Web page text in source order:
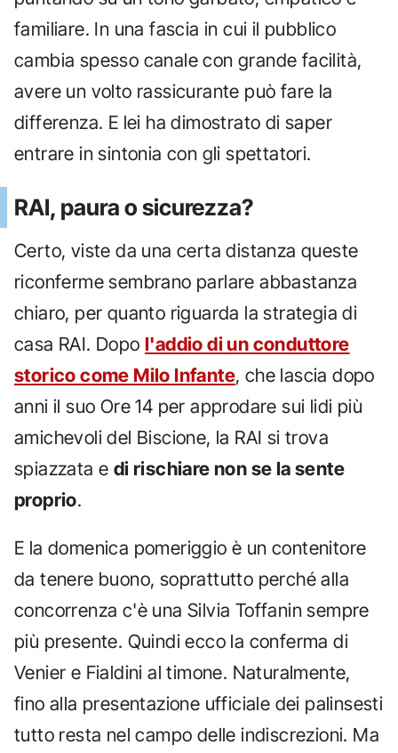
familiare. In una fascia in cui il pubblico
cambia spesso canale con grande facilità,
avere un volto rassicurante può fare la
differenza. E lei ha dimostrato di saper
entrare in sintonia con gli spettatori.
RAI, paura o sicurezza?
Certo, viste da una certa distanza queste
riconferme sembrano parlare abbastanza
chiaro, per quanto riguarda la strategia di
casa RAI. Dopo l'addio di un conduttore
storico come Milo Infante, che lascia dopo
anni il suo Ore 14 per approdare sui lidi più
amichevoli del Biscione, la RAI si trova
spiazzata e di rischiare non se la sente
proprio.
E la domenica pomeriggio è un contenitore
da tenere buono, soprattutto perché alla
concorrenza c'è una Silvia Toffanin sempre
più presente. Quindi ecco la conferma di
Venier e Fialdini al timone. Naturalmente,
fino alla presentazione ufficiale dei palinsesti
tutto resta nel campo delle indiscrezioni. Ma